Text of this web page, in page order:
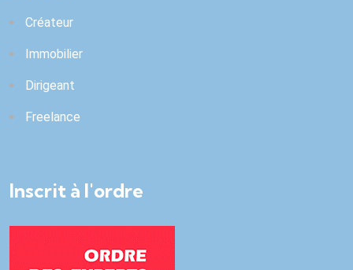
Créateur
Immobilier
Dirigeant
Freelance
Inscrit à l'ordre